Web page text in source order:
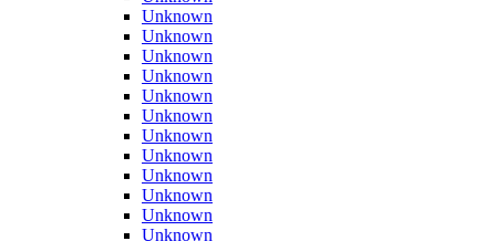
Unknown
Unknown
Unknown
Unknown
Unknown
Unknown
Unknown
Unknown
Unknown
Unknown
Unknown
Unknown